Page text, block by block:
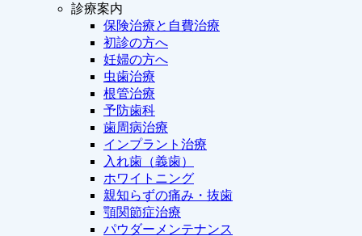
診療案内
保険治療と自費治療
初診の方へ
妊婦の方へ
虫歯治療
根管治療
予防歯科
歯周病治療
インプラント治療
入れ歯（義歯）
ホワイトニング
親知らずの痛み・抜歯
顎関節症治療
パウダーメンテナンス